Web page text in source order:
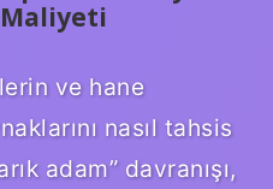
Maliyeti
ve hane
nasıl tahsis
adam” davranışı,